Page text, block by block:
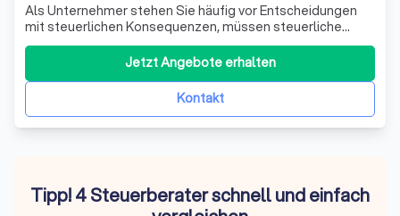
Als Unternehmer stehen Sie häufig vor Entscheidungen
mit steuerlichen Konsequenzen, müssen steuerliche
Pflichten erfüllen oder sind von steuerlichen Folgen
vorangegangener Entscheidungen betroffen. Unsere
Sozietät unterstützt Sie bei der Erfüllung der steuerlichen
Pflichten und berät Sie in sämt
Kontakt
Jetzt Angebote erhalten
Tipp! 4 Steuerberater schnell und einfach